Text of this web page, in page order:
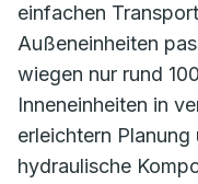
einfachen
Außeneinheiten
wiegen nur rund
Inneneinheiten in
erleichtern
hydraulische